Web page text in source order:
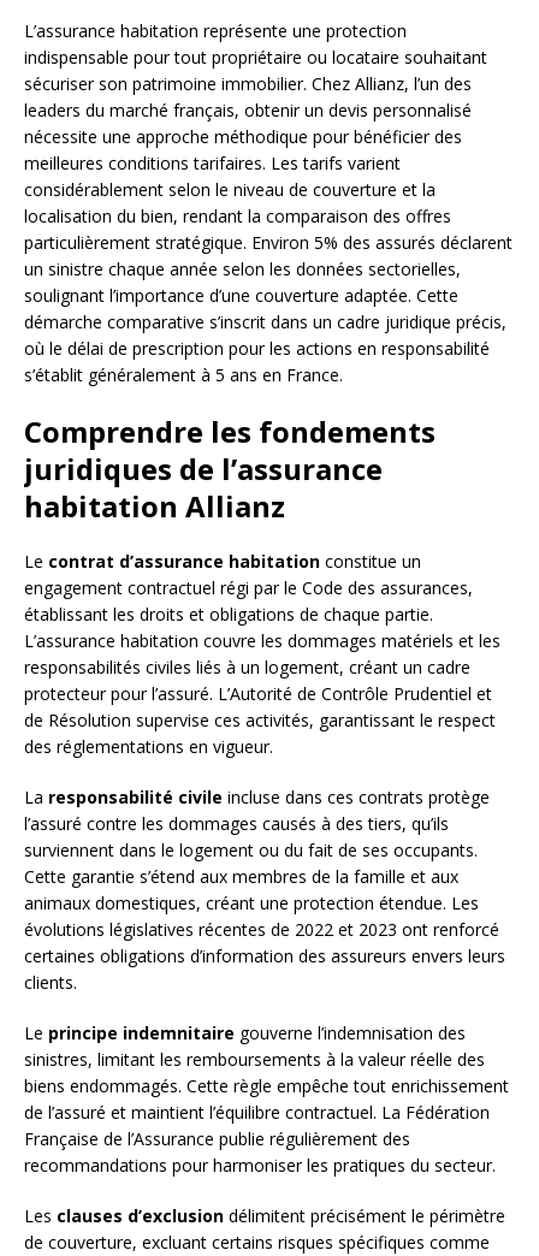
L’assurance habitation représente une protection
indispensable pour tout propriétaire ou locataire souhaitant
sécuriser son patrimoine immobilier. Chez Allianz, l’un des
leaders du marché français, obtenir un devis personnalisé
nécessite une approche méthodique pour bénéficier des
meilleures conditions tarifaires. Les tarifs varient
considérablement selon le niveau de couverture et la
localisation du bien, rendant la comparaison des offres
particulièrement stratégique. Environ 5% des assurés déclarent
un sinistre chaque année selon les données sectorielles,
soulignant l’importance d’une couverture adaptée. Cette
démarche comparative s’inscrit dans un cadre juridique précis,
où le délai de prescription pour les actions en responsabilité
s’établit généralement à 5 ans en France.
Comprendre les fondements
juridiques de l’assurance
habitation Allianz
Le contrat d’assurance habitation constitue un
engagement contractuel régi par le Code des assurances,
établissant les droits et obligations de chaque partie.
L’assurance habitation couvre les dommages matériels et les
responsabilités civiles liés à un logement, créant un cadre
protecteur pour l’assuré. L’Autorité de Contrôle Prudentiel et
de Résolution supervise ces activités, garantissant le respect
des réglementations en vigueur.
La responsabilité civile incluse dans ces contrats protège
l’assuré contre les dommages causés à des tiers, qu’ils
surviennent dans le logement ou du fait de ses occupants.
Cette garantie s’étend aux membres de la famille et aux
animaux domestiques, créant une protection étendue. Les
évolutions législatives récentes de 2022 et 2023 ont renforcé
certaines obligations d’information des assureurs envers leurs
clients.
Le principe indemnitaire gouverne l’indemnisation des
sinistres, limitant les remboursements à la valeur réelle des
biens endommagés. Cette règle empêche tout enrichissement
de l’assuré et maintient l’équilibre contractuel. La Fédération
Française de l’Assurance publie régulièrement des
recommandations pour harmoniser les pratiques du secteur.
Les clauses d’exclusion délimitent précisément le périmètre
de couverture, excluant certains risques spécifiques comme